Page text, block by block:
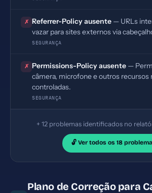
✗ Referrer-Policy ausente — URLs
vazar para sites externos via
SEGURANÇA
✗ Permissions-Policy ausente —
câmera, microfone e outros recursos
controladas.
SEGURANÇA
+ 12 problemas identificados no
🔓 Ver todos os 18
Plano de Correção para